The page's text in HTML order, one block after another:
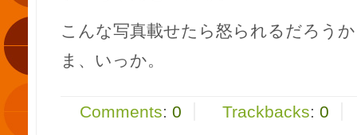
こんな写真載せたら怒られるだろう
ま、いっか。
Comments: 0 Trackbacks: 0